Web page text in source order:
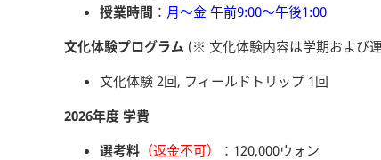
授業時間 ： 月～金 午前9:00～午後1:00
文化体験プログラム (※ 文化体験内容は学期および
文化体験 2回, フィールドトリップ 1回
2026年度 学費
選考料 （返金不可）
：120,000ウォン